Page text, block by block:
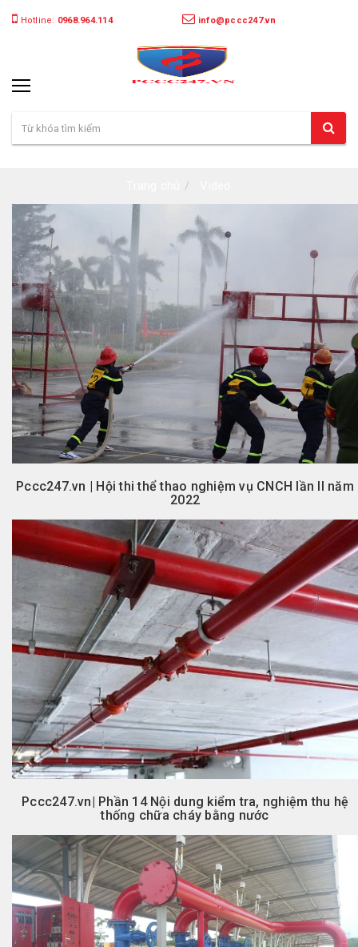
Hotline: 0968.964.114 info@pccc247.vn
Pccc247.vn | Hội thi thể thao nghiệm vụ CNCH lần II năm
2022
Pccc247.vn| Phần 14 Nội dung kiểm tra, nghiệm thu hệ
thống chữa cháy bằng nước